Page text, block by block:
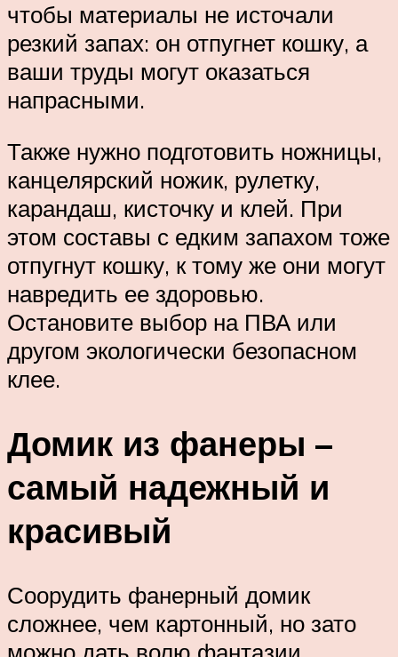
чтобы материалы не источали
резкий запах: он отпугнет кошку, а
ваши труды могут оказаться
напрасными.
Также нужно подготовить ножницы,
канцелярский ножик, рулетку,
карандаш, кисточку и клей. При
этом составы с едким запахом тоже
отпугнут кошку, к тому же они могут
навредить ее здоровью.
Остановите выбор на ПВА или
другом экологически безопасном
клее.
Домик из фанеры –
самый надежный и
красивый
Соорудить фанерный домик
сложнее, чем картонный, но зато
можно дать волю фантазии.